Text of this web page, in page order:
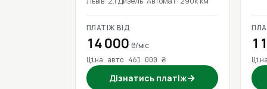
ПЛАТІЖ ВІД
14 000 ₴/міс
Ціна авто 461 000 ₴
Дізнатись платіж→